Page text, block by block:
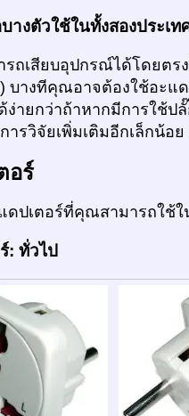
างตัวใช้ในทั้งสองประเท
ถเสียบอุปกรณ์ได้โดยตร
บางทีคุณอาจต้องใช้อะแ
ง่ายกว่าถ้าหากมีการใช้ป
ารวิจัยเพิ่มเติมอีกเล็กน้อ
อร์
ดปเตอร์ที่คุณสามารถใช้
: ทั่วไป